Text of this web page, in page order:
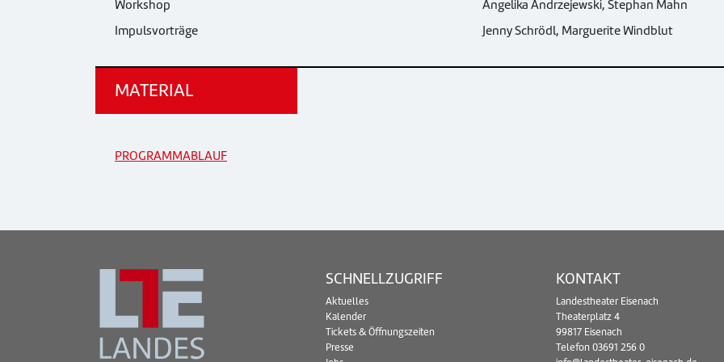
Workshop
Angelika Andrzejewski, Stephan Mahn
Impulsvorträge
Jenny Schrödl, Marguerite Windblut
MATERIAL
PROGRAMMABLAUF
SCHNELLZUGRIFF
Aktuelles
Kalender
Tickets & Öffnungszeiten
Presse
KONTAKT
Landestheater Eisenach
Theaterplatz 4
99817 Eisenach
Telefon 03691 256 0